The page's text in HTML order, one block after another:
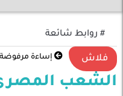
# روابط شائعة
فلاش إساءة
الشعب